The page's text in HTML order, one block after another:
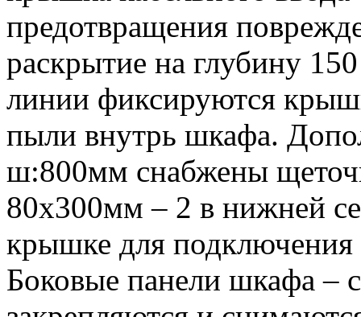
предотвращения
раскрытие на глубину
линии фиксируются
пыли внутрь шкафа.
ш:800мм снабжены
80х300мм – 2 в нижней
крышке для подключения
Боковые панели шкафа –